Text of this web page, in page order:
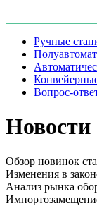
Ручные
Вопрос-
Новости
Обзор новинок
Изменения в
Анализ рынка